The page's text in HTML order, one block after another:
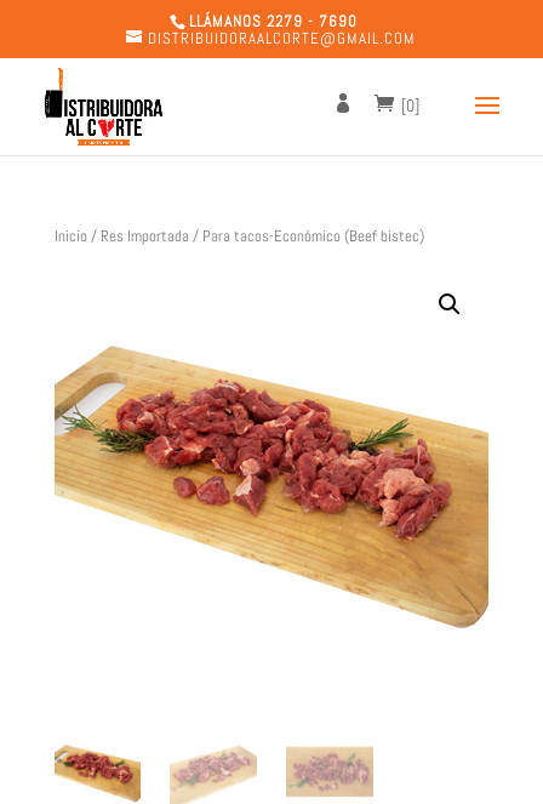
LLÁMANOS 2279 - 7690
DISTRIBUIDORAALCORTE@GMAIL.COM
[0]
Inicio / Res Importada / Para tacos-Económico (Beef bistec)